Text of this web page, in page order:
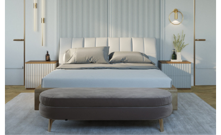
сочетании серо-коричневых и
светлых оттенков.
В детских комнатах с
тщательно продуманной
расстановкой мебели
достаточно места для удобства
и комфорта детей разного
возраста. Просторная и светлая